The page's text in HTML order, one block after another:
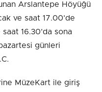
Arslantepe Höyüğü
ve saat 17.00’de
16.30’da sona
günleri
MüzeKart ile giriş